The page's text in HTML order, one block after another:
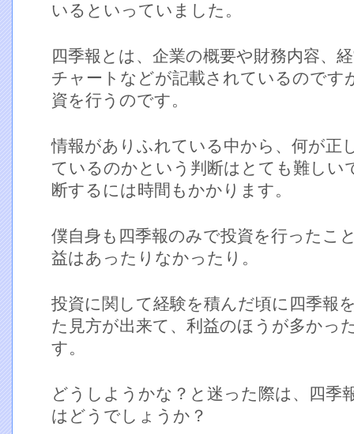
いるといっていました。
四季報とは、企業の概要や財務内容、
チャートなどが記載されているのです
資を行うのです。
情報がありふれている中から、何が正
ているのかという判断はとても難しい
断するには時間もかかります。
僕自身も四季報のみで投資を行ったこ
益はあったりなかったり。
投資に関して経験を積んだ頃に四季報
た見方が出来て、利益のほうが多かっ
す。
どうしようかな？と迷った際は、四季
はどうでしょうか？